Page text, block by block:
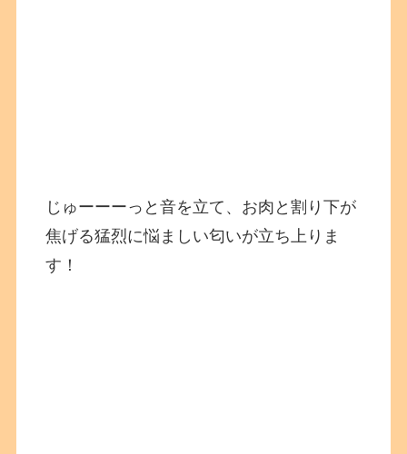
じゅーーーっと音を立て、お肉と割り下が
焦げる猛烈に悩ましい匂いが立ち上りま
す！